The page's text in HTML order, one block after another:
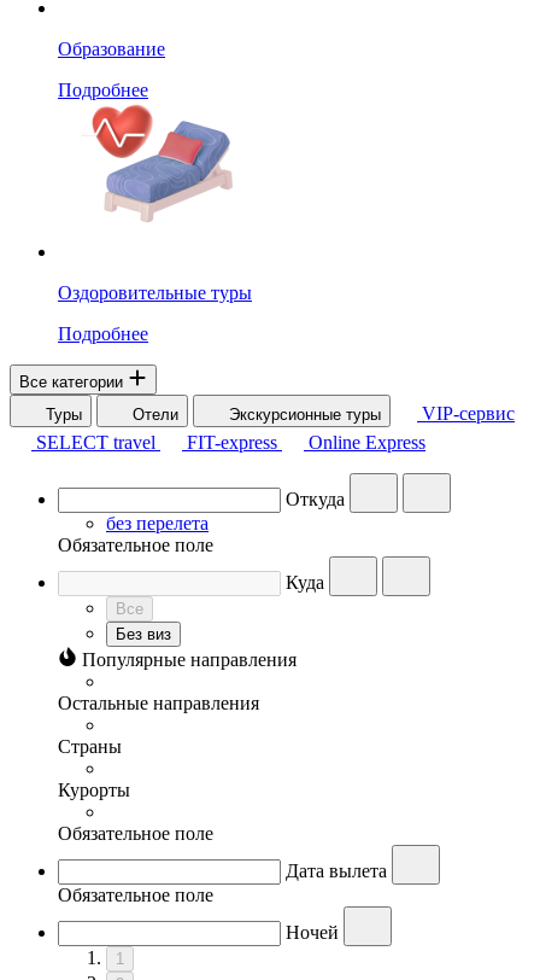
Образование
Подробнее
Оздоровительные туры
Подробнее
Все категории
Туры
Отели Экскурсионные туры
VIP-сервис
SELECT travel
FIT-express Online Express
Откуда
без перелета
Обязательное поле
Куда
Все
Без виз
Популярные направления
Остальные направления
Страны
Курорты
Обязательное поле
Дата вылета
Обязательное поле
Ночей
1